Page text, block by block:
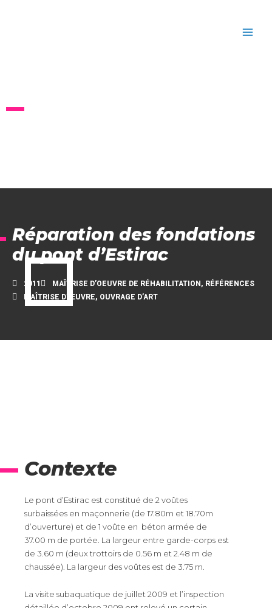
Réparation des fondations
du pont d’Estirac
2011 MAÎTRISE D’OEUVRE DE RÉHABILITATION , RÉFÉRENCES
MAÎTRISE D’ŒUVRE, OUVRAGE D’ART
Contexte
Le pont d’Estirac est constitué de 2 voûtes
surbaissées en maçonnerie (de 17.80m et 18.70m
d’ouverture) et de 1 voûte en béton armée de
37.00 m de portée. La largeur entre garde-corps est
de 3.60 m (deux trottoirs de 0.56 m et 2.48 m de
chaussée). La largeur des voûtes est de 3.75 m.
La visite subaquatique de juillet 2009 et l’inspection